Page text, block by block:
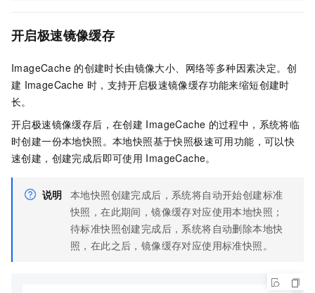
开启极速镜像缓存
ImageCache 的创建时长由镜像大小、网络等多种因素决定。创
建 ImageCache 时，支持开启极速镜像缓存功能来缩短创建时
长。
开启极速镜像缓存后，在创建 ImageCache 的过程中，系统将临
时创建一份本地快照。本地快照基于快照极速可用功能，可以快
速创建，创建完成后即可使用 ImageCache。
说明 本地快照创建完成后，系统将自动开始创建标准
快照，在此期间，镜像缓存对应使用本地快照；
待标准快照创建完成后，系统将自动删除本地快
照，在此之后，镜像缓存对应使用标准快照。